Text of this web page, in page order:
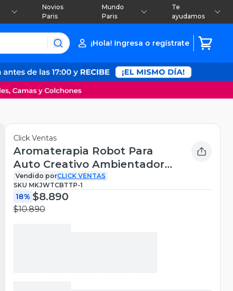
Novios
Paris
Mundo
Paris
Te
ayudamos
¡Hola! Ingresa o regístrate
Click Ventas
Aromaterapia Robot Para
Auto Creativo Ambientador
Difusor
Vendido porCLICK VENTAS
SKU MKJWTCBTTP-1
18% $8.890
$10.890